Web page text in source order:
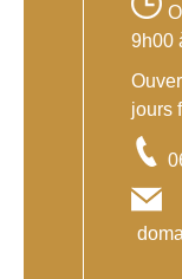
9h00
jours